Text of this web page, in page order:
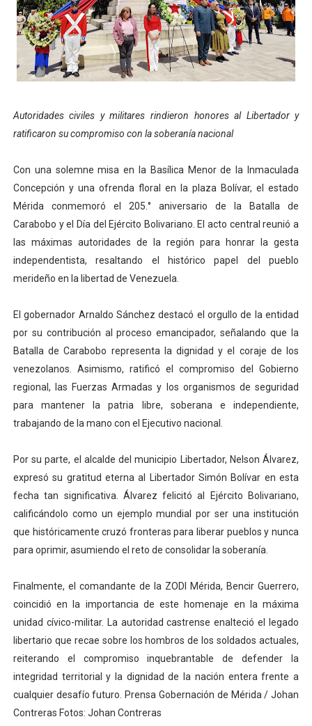
Fortalecen formación académica de médicos en
Fortaleciendo la economía comunal en El Vigía con
Fundecem inició con éxito el taller vacacional de
Plan Vacacional "Venezuela Ríe 2026" brinda
Iniciación al yoga reúne a diversos clubes deportivos
Mincomunas impulsa el autogobierno en Mérida con
Expertos inspeccionan espacios del OAN para la
Autoridades civiles y militares rindieron honores al Libertador y
ratificaron su compromiso con la soberanía nacional
Con una solemne misa en la Basílica Menor de la Inmaculada
Concepción y una ofrenda floral en la plaza Bolívar, el estado
Mérida conmemoró el 205.° aniversario de la Batalla de
Carabobo y el Día del Ejército Bolivariano. El acto central reunió a
las máximas autoridades de la región para honrar la gesta
independentista, resaltando el histórico papel del pueblo
merideño en la libertad de Venezuela.
El gobernador Arnaldo Sánchez destacó el orgullo de la entidad
por su contribución al proceso emancipador, señalando que la
Batalla de Carabobo representa la dignidad y el coraje de los
venezolanos. Asimismo, ratificó el compromiso del Gobierno
regional, las Fuerzas Armadas y los organismos de seguridad
para mantener la patria libre, soberana e independiente,
trabajando de la mano con el Ejecutivo nacional.
Por su parte, el alcalde del municipio Libertador, Nelson Álvarez,
expresó su gratitud eterna al Libertador Simón Bolívar en esta
fecha tan significativa. Álvarez felicitó al Ejército Bolivariano,
calificándolo como un ejemplo mundial por ser una institución
que históricamente cruzó fronteras para liberar pueblos y nunca
para oprimir, asumiendo el reto de consolidar la soberanía.
Finalmente, el comandante de la ZODI Mérida, Bencir Guerrero,
coincidió en la importancia de este homenaje en la máxima
unidad cívico-militar. La autoridad castrense enalteció el legado
libertario que recae sobre los hombros de los soldados actuales,
reiterando el compromiso inquebrantable de defender la
integridad territorial y la dignidad de la nación entera frente a
cualquier desafío futuro. Prensa Gobernación de Mérida / Johan
Contreras Fotos: Johan Contreras